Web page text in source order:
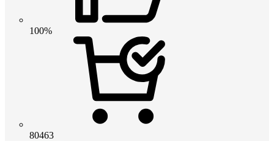
100%
80463